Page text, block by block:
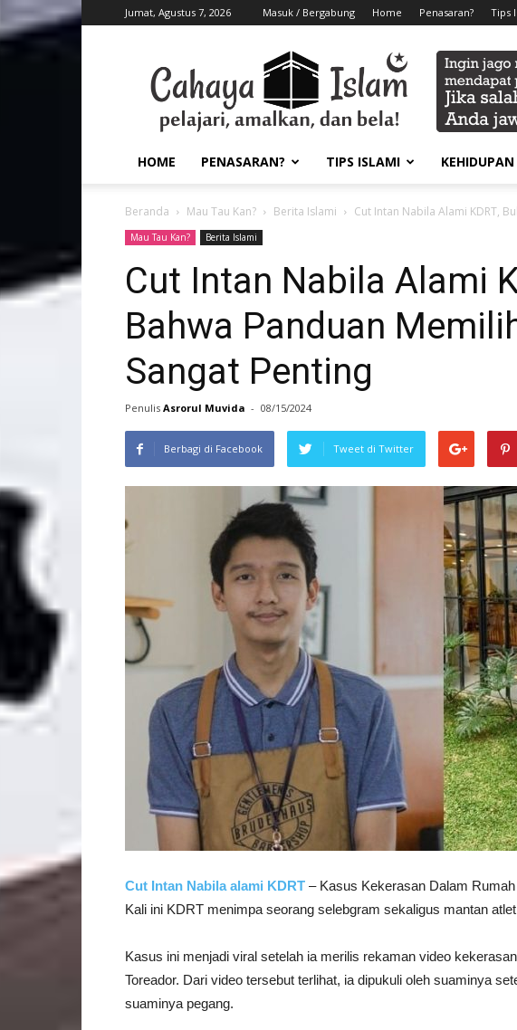
Jumat, Agustus 7, 2026 Masuk / Bergabung Home Penasaran? Tips
HOME PENASARAN? TIPS ISLAMI
Beranda Mau Tau Kan? Berita Islami Cut Intan Nabila Alami KDRT,
Mau Tau Kan? Berita Islami
Cut Intan Nabila Alami
Bahwa Panduan
Sangat Penting
Penulis Asrorul Muvida - 08/15/2024
Berbagi di Facebook Tweet di Twitter
Cut Intan Nabila alami KDRT – Kasus Kekerasan Dalam
Kali ini KDRT menimpa seorang selebgram sekaligus mantan
Kasus ini menjadi viral setelah ia merilis rekaman video
Toreador. Dari video tersebut terlihat, ia dipukuli oleh suaminya
suaminya pegang.